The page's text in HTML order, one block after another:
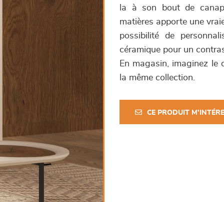
la à son bout de
matières apporte une
possibilité de
céramique pour un
En magasin, imaginez
la même collection.
CE PRODUIT